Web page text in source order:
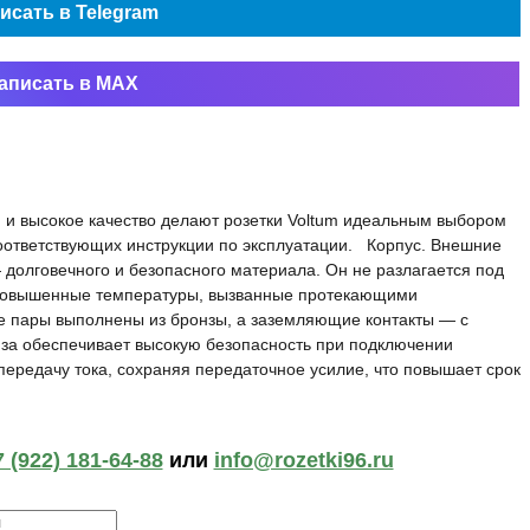
в Telegram
в MAX
высокое качество делают розетки Voltum идеальным выбором
инструкции по эксплуатации. Корпус. Внешние
и безопасного материала. Он не разлагается под
температуры, вызванные протекающими
пары выполнены из бронзы, а заземляющие контакты — с
обеспечивает высокую безопасность при подключении
тока, сохраняя передаточное усилие, что повышает срок
(922) 181-64-88или info@rozetki96.ru